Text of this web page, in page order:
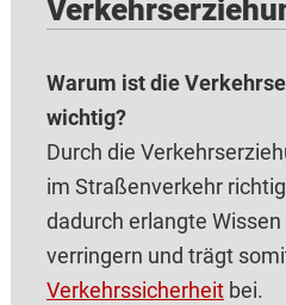
Warum ist die
wichtig?
Durch die
im Straßenverkehr
dadurch erlangte
verringern und trägt
Verkehrssicherheitbei.